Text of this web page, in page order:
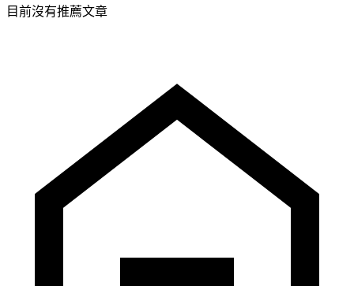
目前沒有推薦文章